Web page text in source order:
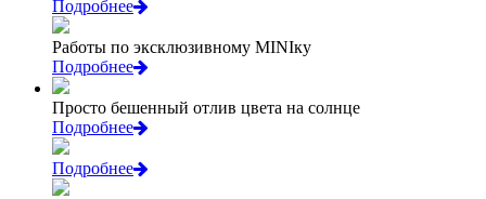
Подробнее
Работы по эксклюзивному MINIку
Подробнее
Просто бешенный отлив цвета на солнце
Подробнее
Подробнее